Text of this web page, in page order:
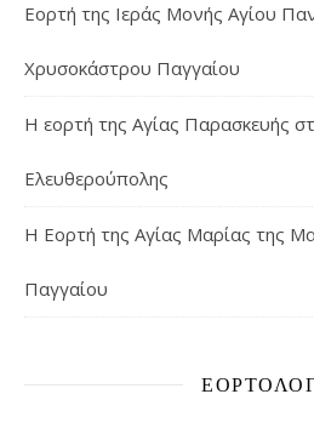
Εορτή της Ιεράς Μονής Αγίου
Χρυσοκάστρου Παγγαίου
Η εορτή της Αγίας Παρασκευής
Ελευθερούπολης
H Εορτή της Αγίας Μαρίας της
Παγγαίου